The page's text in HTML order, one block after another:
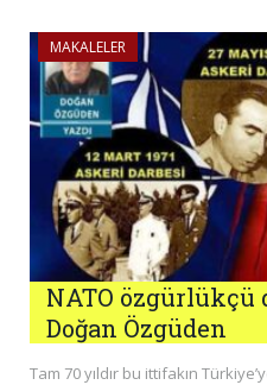
MAKALELER
NATO özgürlükçü
Doğan Özgüden
Tam 70 yıldır bu ittifakın